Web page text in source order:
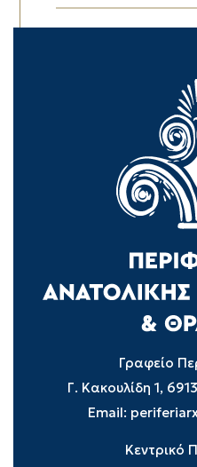
Γραφείο
Γ. Κακουλίδη 1,
Email:
Κεντρικό